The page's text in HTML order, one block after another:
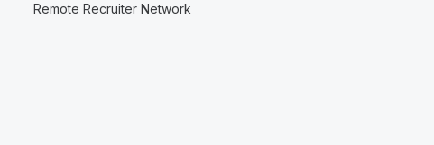
Remote Recruiter Network